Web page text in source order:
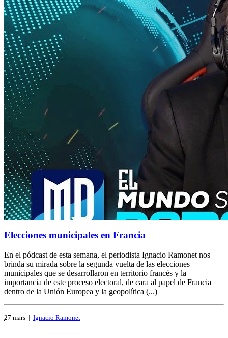
Elecciones municipales en Francia
En el pódcast de esta semana, el periodista Ignacio Ramonet nos
brinda su mirada sobre la segunda vuelta de las elecciones
municipales que se desarrollaron en territorio francés y la
importancia de este proceso electoral, de cara al papel de Francia
dentro de la Unión Europea y la geopolítica (...)
27 mars | Ignacio Ramonet